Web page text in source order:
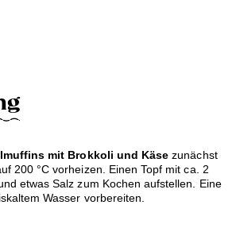
mit Brokkoli und Käse zunächst
200 °C vorheizen. Einen Topf mit ca. 2
etwas Salz zum Kochen aufstellen. Eine
Wasser vorbereiten.